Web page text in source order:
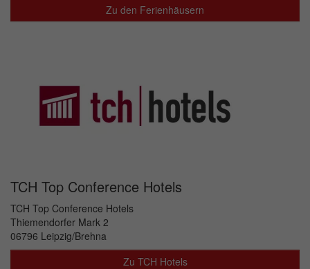
Zu den Ferienhäusern
TCH Top Conference Hotels
TCH Top Conference Hotels
Thiemendorfer Mark 2
06796 Leipzig/Brehna
Zu TCH Hotels